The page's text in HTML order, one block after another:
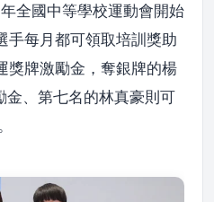
全國中等學校運動會開始
手每月都可領取培訓獎助
獎牌激勵金，奪銀牌的楊
、第七名的林真豪則可